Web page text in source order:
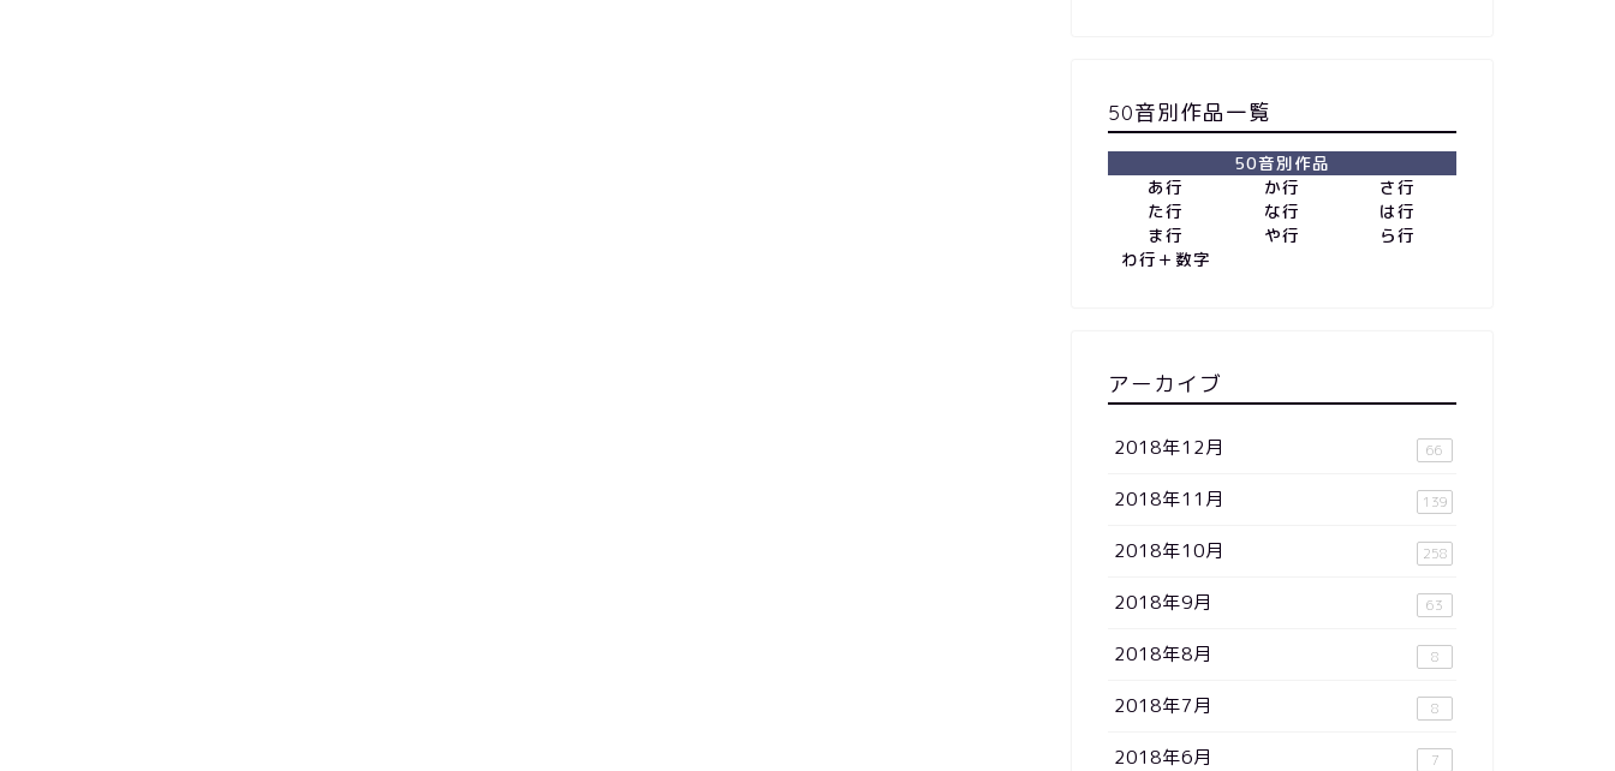
50音別作品一覧
50音別作品
あ行
か行
さ行
た行
な行
は行
ま行
や行
ら行
わ行＋数字
アーカイブ
2018年12月 66
2018年11月 139
2018年10月 258
2018年9月 63
2018年8月 8
2018年7月 8
2018年6月 7